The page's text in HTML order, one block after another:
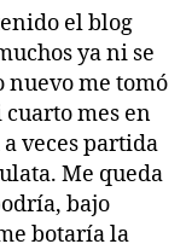
el blog
ya ni se
nuevo me tomó
mes en
veces partida
Me queda
bajo
botaría la